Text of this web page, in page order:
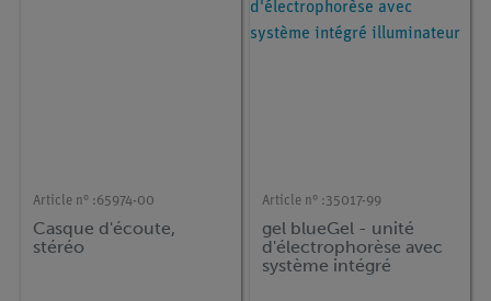
Article n° :65974-00
Casque d'écoute,
stéréo
Article n° :35017-99
gel blueGel - unité
d'électrophorèse avec
système intégré